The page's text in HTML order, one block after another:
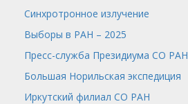
Синхротронное излучение
Выборы в РАН – 2025
Пресс-служба Президиума СО РАН
Большая Норильская экспедиция
Иркутский филиал СО РАН